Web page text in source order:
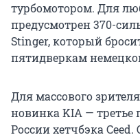
предусмотрен 370-
Stinger, который
пятидверкам
новинка KIA — третье
России хетчбэка
ещё не представлен,